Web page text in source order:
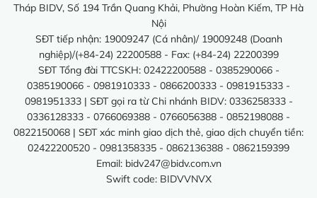
Tháp BIDV, Số 194 Trần Quang Khải, Phường Hoàn Kiếm, TP Hà
Nội
SĐT tiếp nhận: 19009247 (Cá nhân)/ 19009248 (Doanh
nghiệp)/(+84-24) 22200588 - Fax: (+84-24) 22200399
SĐT Tổng đài TTCSKH: 02422200588 - 0385290066 -
0385190066 - 0981910333 - 0866200333 - 0981915333 -
0981951333 | SĐT gọi ra từ Chi nhánh BIDV: 0336258333 -
0336128333 - 0766069388 - 0766056388 - 0852198088 -
0822150068 | SĐT xác minh giao dịch thẻ, giao dịch chuyển tiền:
02422200520 - 0981358335 - 0862136388 - 0862159399
Email: bidv247@bidv.com.vn
Swift code: BIDVVNVX